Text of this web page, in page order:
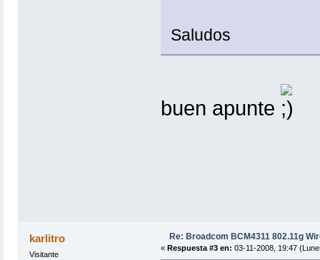
Saludos
buen apunte
karlitro
Visitante
Re: Broadcom BCM4311 802.11g
« Respuesta #3 en: 03-11-2008, 19:47